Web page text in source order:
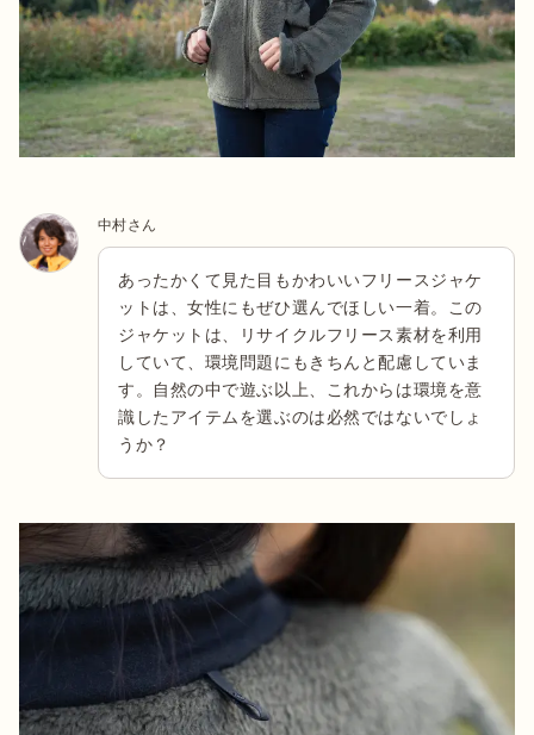
中村さん
あったかくて見た目もかわいいフリースジャケ
ットは、女性にもぜひ選んでほしい一着。この
ジャケットは、リサイクルフリース素材を利用
していて、環境問題にもきちんと配慮していま
す。自然の中で遊ぶ以上、これからは環境を意
識したアイテムを選ぶのは必然ではないでしょ
うか？